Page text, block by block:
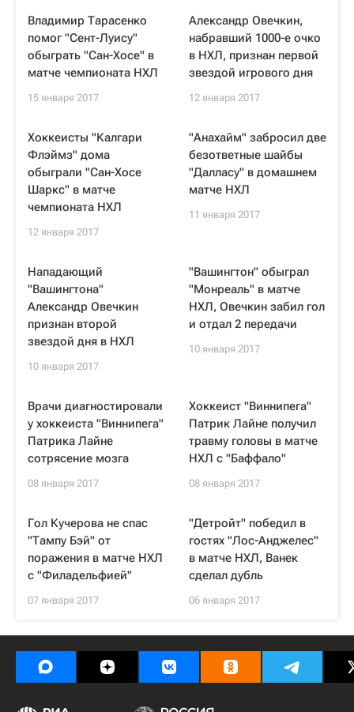
Владимир Тарасенко
помог "Сент-Луису"
обыграть "Сан-Хосе" в
матче чемпионата НХЛ
15 января 2017
Александр Овечкин,
набравший 1000-е очко
в НХЛ, признан первой
звездой игрового дня
12 января 2017
Хоккеисты "Калгари
Флэймз" дома
обыграли "Сан-Хосе
Шаркс" в матче
чемпионата НХЛ
12 января 2017
"Анахайм" забросил две
безответные шайбы
"Далласу" в домашнем
матче НХЛ
11 января 2017
Нападающий
"Вашингтона"
Александр Овечкин
признан второй
звездой дня в НХЛ
10 января 2017
"Вашингтон" обыграл
"Монреаль" в матче
НХЛ, Овечкин забил гол
и отдал 2 передачи
10 января 2017
Врачи диагностировали
у хоккеиста "Виннипега"
Патрика Лайне
сотрясение мозга
08 января 2017
Хоккеист "Виннипега"
Патрик Лайне получил
травму головы в матче
НХЛ с "Баффало"
08 января 2017
Гол Кучерова не спас
"Тампу Бэй" от
поражения в матче НХЛ
с "Филадельфией"
07 января 2017
"Детройт" победил в
гостях "Лос-Анджелес"
в матче НХЛ, Ванек
сделал дубль
06 января 2017